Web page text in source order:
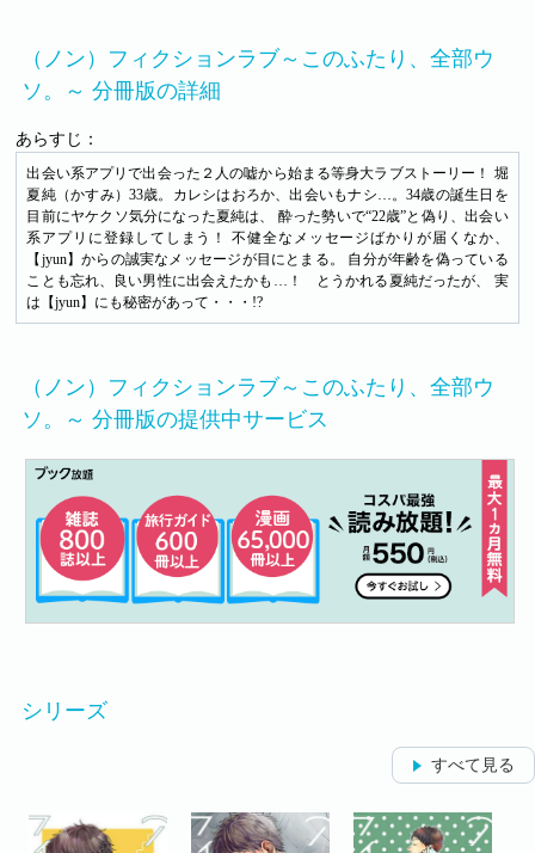
（ノン）フィクションラブ～このふたり、全部ウ
ソ。～ 分冊版の詳細
あらすじ：
出会い系アプリで出会った２人の嘘から始まる等身大ラブストーリー！ 堀
夏純（かすみ）33歳。カレシはおろか、出会いもナシ…。34歳の誕生日を
目前にヤケクソ気分になった夏純は、 酔った勢いで“22歳”と偽り、出会い
系アプリに登録してしまう！ 不健全なメッセージばかりが届くなか、
【jyun】からの誠実なメッセージが目にとまる。 自分が年齢を偽っている
ことも忘れ、良い男性に出会えたかも…！ とうかれる夏純だったが、 実
は【jyun】にも秘密があって・・・!?
（ノン）フィクションラブ～このふたり、全部ウ
ソ。～ 分冊版の提供中サービス
シリーズ
すべて見る